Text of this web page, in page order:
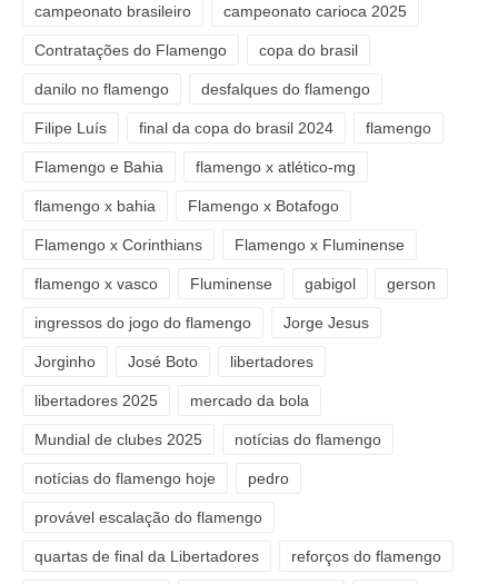
campeonato brasileiro campeonato carioca 2025
Contratações do Flamengo copa do brasil
danilo no flamengo desfalques do flamengo
Filipe Luís final da copa do brasil 2024 flamengo
Flamengo e Bahia flamengo x atlético-mg
flamengo x bahia Flamengo x Botafogo
Flamengo x Corinthians Flamengo x Fluminense
flamengo x vasco Fluminense gabigol gerson
ingressos do jogo do flamengo Jorge Jesus
Jorginho José Boto libertadores
libertadores 2025 mercado da bola
Mundial de clubes 2025 notícias do flamengo
notícias do flamengo hoje pedro
provável escalação do flamengo
quartas de final da Libertadores reforços do flamengo